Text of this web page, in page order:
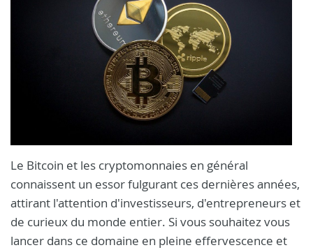
Le Bitcoin et les cryptomonnaies en général
connaissent un essor fulgurant ces dernières années,
attirant l'attention d'investisseurs, d'entrepreneurs et
de curieux du monde entier. Si vous souhaitez vous
lancer dans ce domaine en pleine effervescence et